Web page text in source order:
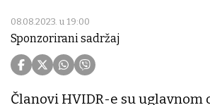
08.08.2023. u 19:00
Sponzorirani sadržaj
Članovi HVIDR-e su uglavnom